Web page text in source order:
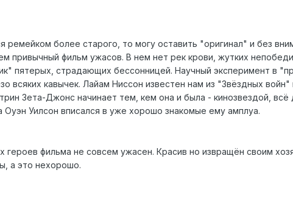
более старого, то могу оставить "оригинал" и без
фильм ужасов. В нем нет рек крови, жутких
пятерых, страдающих бессонницей. Научный эксперимент в
всяких кавычек. Лайам Ниссон известен нам из "Звёздных
Зета-Джонс начинает тем, кем она и была - кинозвездой,
Уилсон вписался в уже хорошо знакомые ему амплуа.
фильма не совсем ужасен. Красив но извращён своим
а это нехорошо.